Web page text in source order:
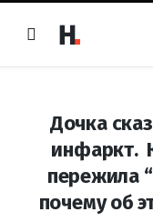
Дочка
инфаркт.
пережила
почему об